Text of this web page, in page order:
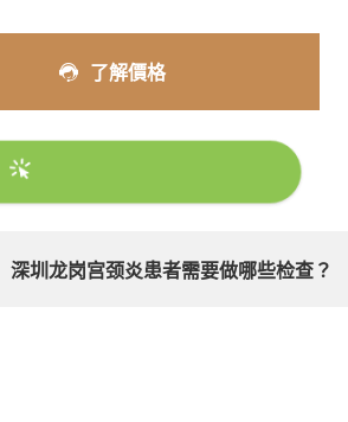
了解價格
深圳龙岗宫颈炎患者需要做哪些检查？